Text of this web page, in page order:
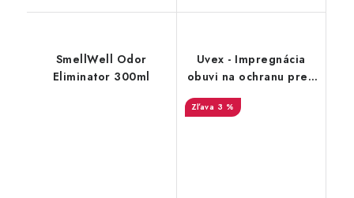
SmellWell Odor
Eliminator 300ml
Uvex - Impregnácia
obuvi na ochranu pred
škvrnami 100 ml
3 %